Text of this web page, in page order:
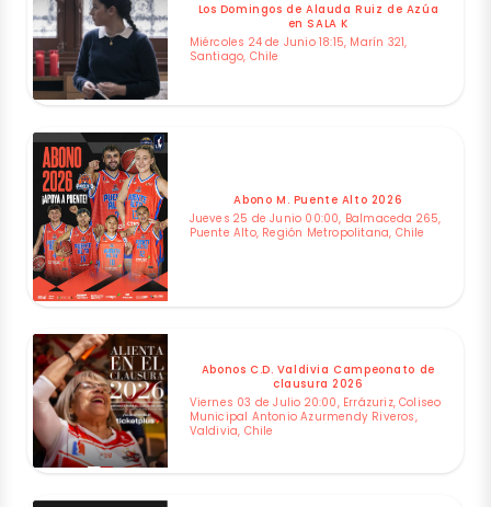
Los Domingos de Alauda Ruiz de Azúa
en SALA K
Miércoles 24 de Junio 18:15, Marín 321,
Santiago, Chile
Abono M. Puente Alto 2026
Jueves 25 de Junio 00:00, Balmaceda 265,
Puente Alto, Región Metropolitana, Chile
Abonos C.D. Valdivia Campeonato de
clausura 2026
Viernes 03 de Julio 20:00, Errázuriz, Coliseo
Municipal Antonio Azurmendy Riveros,
Valdivia, Chile